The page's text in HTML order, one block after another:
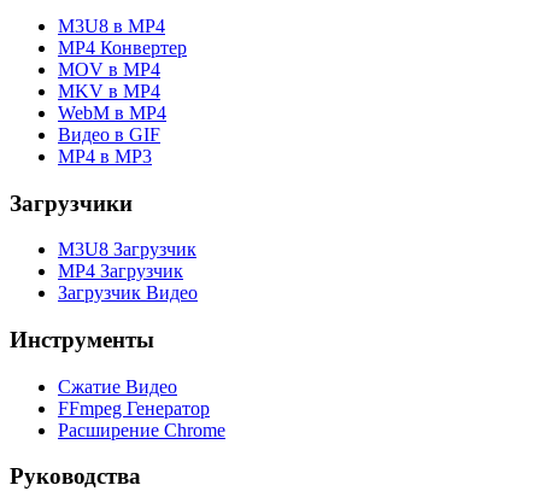
M3U8 в MP4
MP4 Конвертер
MOV в MP4
MKV в MP4
WebM в MP4
Видео в GIF
MP4 в MP3
Загрузчики
M3U8 Загрузчик
MP4 Загрузчик
Загрузчик Видео
Инструменты
Сжатие Видео
FFmpeg Генератор
Расширение Chrome
Руководства